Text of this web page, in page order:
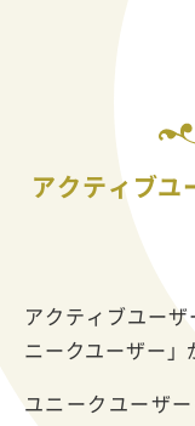
アクティブユ
アクティブユー
ニークユーザー」
ユニークユーザ